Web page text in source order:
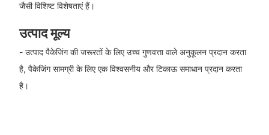
जैसी विशिष्ट विशेषताएं हैं।
उत्पाद मूल्य
- उत्पाद पैकेजिंग की जरूरतों के लिए उच्च गुणवत्ता वाले अनुकूलन प्रदान करता
है, पैकेजिंग सामग्री के लिए एक विश्वसनीय और टिकाऊ समाधान प्रदान करता
है।